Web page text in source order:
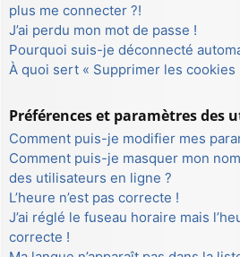
plus me connecter ?!
J’ai perdu mon mot de passe !
Pourquoi suis-je déconnecté
À quoi sert « Supprimer les cookies
Préférences et paramètres des
Comment puis-je modifier mes
Comment puis-je masquer mon
des utilisateurs en ligne ?
L’heure n’est pas correcte !
J’ai réglé le fuseau horaire mais
correcte !